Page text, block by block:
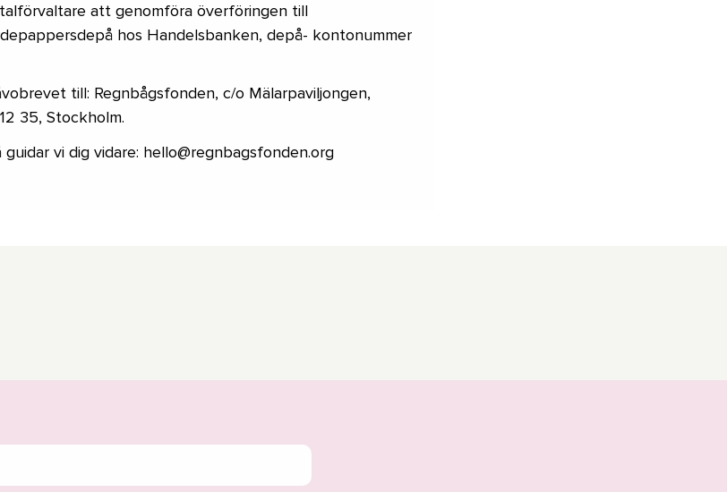
att genomföra överföringen till
hos Handelsbanken, depå- kontonummer
till: Regnbågsfonden, c/o Mälarpaviljongen,
35, Stockholm.
vi dig vidare: hello@regnbagsfonden.org